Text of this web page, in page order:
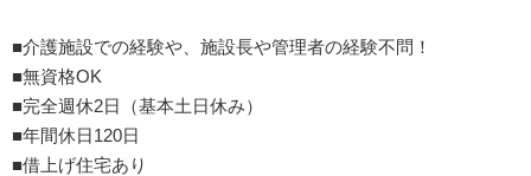
■介護施設での経験や、施設長や管理者の経験不問！
■無資格OK
■完全週休2日（基本土日休み）
■年間休日120日
■借上げ住宅あり